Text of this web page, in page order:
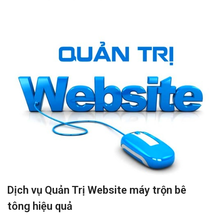
Dịch vụ Quản Trị Website máy trộn bê
tông hiệu quả